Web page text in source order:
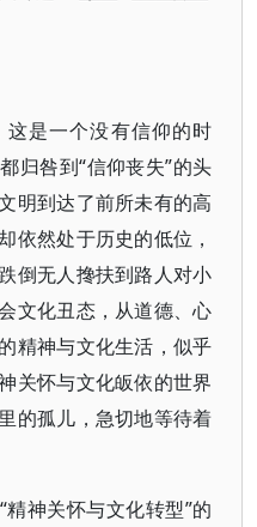
是一个没有信仰的时
归咎到“信仰丧失”的头
明到达了前所未有的高
依然处于历史的低位，
倒无人搀扶到路人对小
文化丑态，从道德、心
精神与文化生活，似乎
关怀与文化皈依的世界
的孤儿，急切地等待着
神关怀与文化转型”的